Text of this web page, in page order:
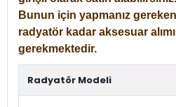
Bunun için yapmanız gereken
radyatör kadar aksesuar
gerekmektedir.
Radyatör Modeli